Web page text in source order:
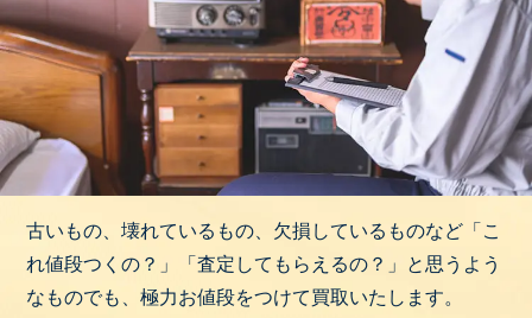
古いもの、壊れているもの、欠損しているものなど「こ
れ値段つくの？」「査定してもらえるの？」と思うよう
なものでも、極力お値段をつけて買取いたします。